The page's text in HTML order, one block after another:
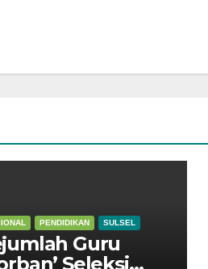
PENDIDIKAN SULSEL
Guru
Seleksi